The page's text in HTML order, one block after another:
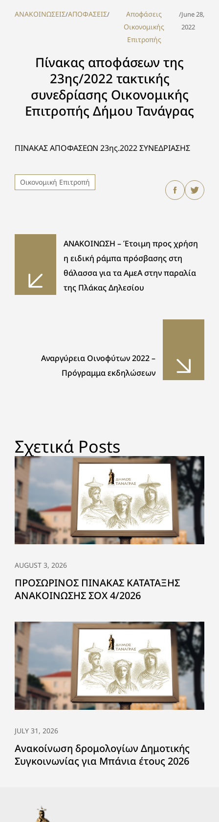
ΑΝΑΚΟΙΝΩΣΕΙΣ/ΑΠΟΦΑΣΕΙΣ/
Αποφάσεις
Οικονομικής
Επιτροπής
/June 28,
2022
Πίνακας αποφάσεων της
23ης/2022 τακτικής
συνεδρίασης Οικονομικής
Επιτροπής Δήμου Τανάγρας
ΠΙΝΑΚΑΣ ΑΠΟΦΑΣΕΩΝ 23ης.2022 ΣΥΝΕΔΡΙΑΣΗΣ
Οικονομική Επιτροπή
ΑΝΑΚΟΙΝΩΣΗ – Έτοιμη προς χρήση
η ειδική ράμπα πρόσβασης στη
θάλασσα για τα ΑμεΑ στην παραλία
της Πλάκας Δηλεσίου
Αναργύρεια Οινοφύτων 2022 –
Πρόγραμμα εκδηλώσεων
Σχετικά Posts
AUGUST 3, 2026
ΠΡΟΣΩΡΙΝΟΣ ΠΙΝΑΚΑΣ ΚΑΤΑΤΑΞΗΣ
ΑΝΑΚΟΙΝΩΣΗΣ ΣΟΧ 4/2026
JULY 31, 2026
Ανακοίνωση δρομολογίων Δημοτικής
Συγκοινωνίας για Μπάνια έτους 2026